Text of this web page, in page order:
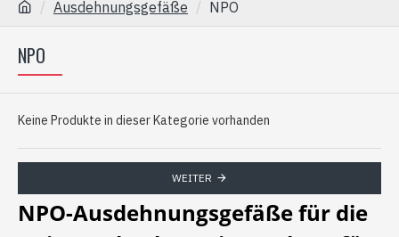
Ausdehnungsgefäße NPO
NPO
Keine Produkte in dieser Kategorie vorhanden
WEITER
NPO-Ausdehnungsgefäße für die